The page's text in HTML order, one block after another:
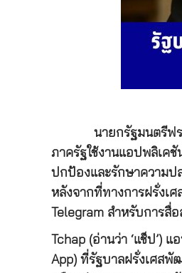
นายกรัฐมนตรีฟ
ภาครัฐใช้งานแอปพลิเค
ปกป้องและรักษาความป
หลังจากที่ทางการฝรั่งเ
Telegram สำหรับการสื่
Tchap (อ่านว่า ‘แช็ป
App) ที่รัฐบาลฝรั่งเศสพั